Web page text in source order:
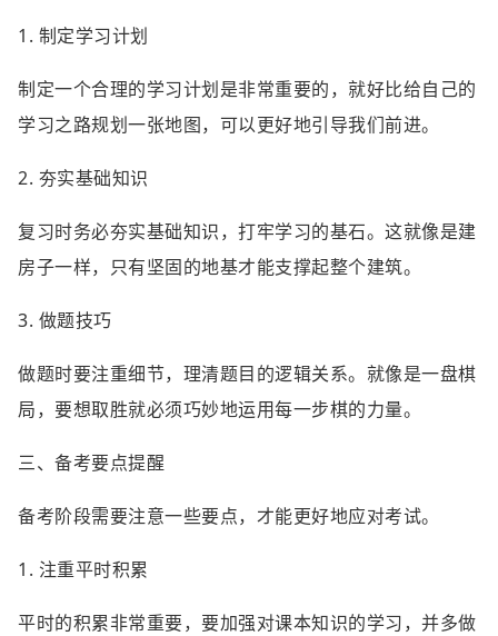
1. 制定学习计划
制定一个合理的学习计划是非常重要的，就好比给自己的
学习之路规划一张地图，可以更好地引导我们前进。
2. 夯实基础知识
复习时务必夯实基础知识，打牢学习的基石。这就像是建
房子一样，只有坚固的地基才能支撑起整个建筑。
3. 做题技巧
做题时要注重细节，理清题目的逻辑关系。就像是一盘棋
局，要想取胜就必须巧妙地运用每一步棋的力量。
三、备考要点提醒
备考阶段需要注意一些要点，才能更好地应对考试。
1. 注重平时积累
平时的积累非常重要，要加强对课本知识的学习，并多做